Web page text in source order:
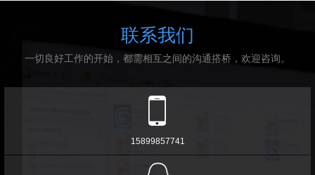
联系我们
一切良好工作的开始，都需相互之间的沟通搭桥，欢迎咨询。
15899857741